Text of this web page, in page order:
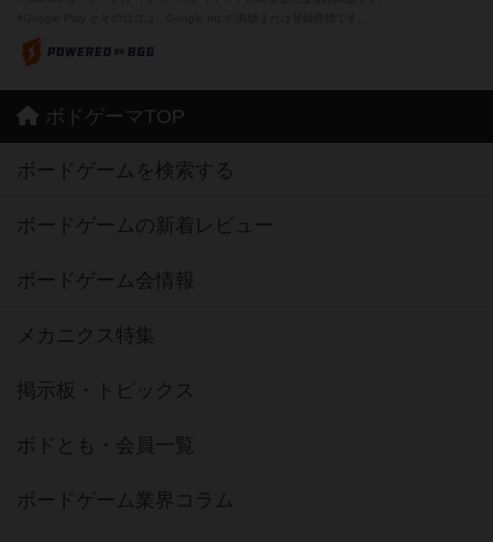
ボドゲーマTOP
ボードゲームを検索する
ボードゲームの新着レビュー
ボードゲーム会情報
メカニクス特集
掲示板・トピックス
ボドとも・会員一覧
ボードゲーム業界コラム